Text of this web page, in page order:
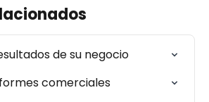
de su negocio
comerciales